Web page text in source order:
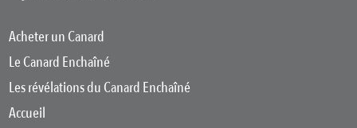
Acheter un Canard
Le Canard Enchaîné
Les révélations du Canard Enchaîné
Accueil